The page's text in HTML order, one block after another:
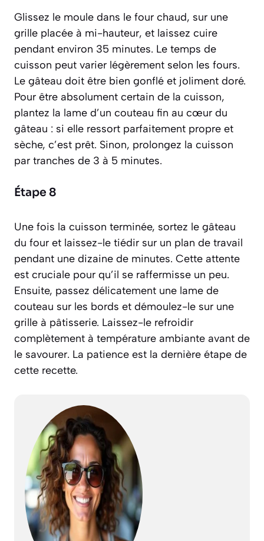
Glissez le moule dans le four chaud, sur une
grille placée à mi-hauteur, et laissez cuire
pendant environ 35 minutes. Le temps de
cuisson peut varier légèrement selon les fours.
Le gâteau doit être bien gonflé et joliment doré.
Pour être absolument certain de la cuisson,
plantez la lame d’un couteau fin au cœur du
gâteau : si elle ressort parfaitement propre et
sèche, c’est prêt. Sinon, prolongez la cuisson
par tranches de 3 à 5 minutes.
Étape 8
Une fois la cuisson terminée, sortez le gâteau
du four et laissez-le tiédir sur un plan de travail
pendant une dizaine de minutes. Cette attente
est cruciale pour qu’il se raffermisse un peu.
Ensuite, passez délicatement une lame de
couteau sur les bords et démoulez-le sur une
grille à pâtisserie. Laissez-le refroidir
complètement à température ambiante avant de
le savourer. La patience est la dernière étape de
cette recette.